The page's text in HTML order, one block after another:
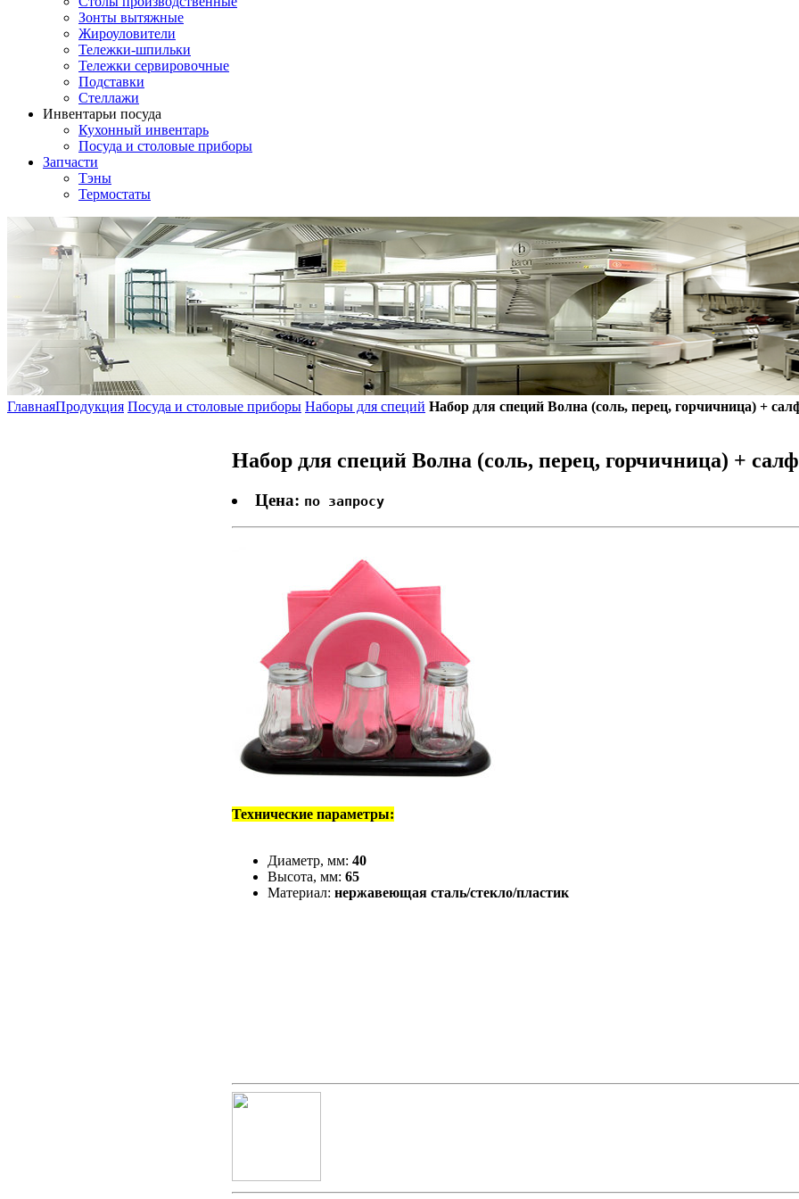
Зонты вытяжные
Жироуловители
Тележки-шпильки
Тележки сервировочные
Подставки
Стеллажи
Инвентарьи посуда
Кухонный инвентарь
Посуда и столовые приборы
Запчасти
Тэны
Термостаты
ГлавнаяПродукция Посуда и столовые приборы Наборы для специй Набор для специй Волна (соль, перец, горчичница) +
Набор для специй Волна (соль, перец, горчичница) +
Цена: по запросу
Технические параметры:
Диаметр, мм: 40
Высота, мм: 65
Материал: нержавеющая сталь/стекло/пластик